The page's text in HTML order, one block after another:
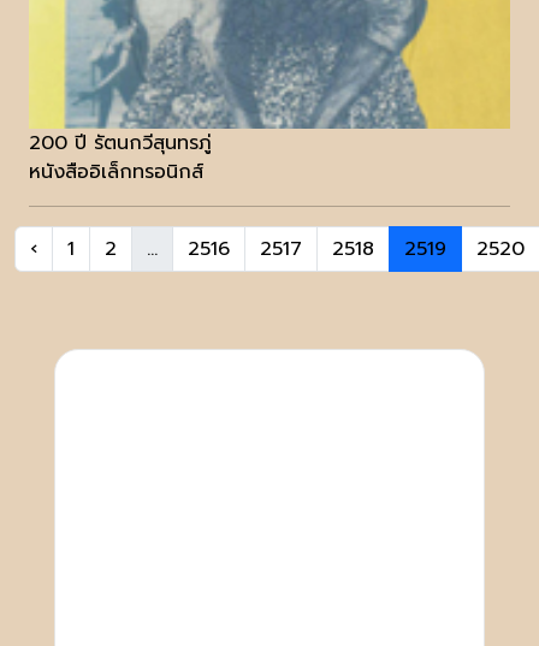
200 ปี รัตนกวีสุนทรภู่
หนังสืออิเล็กทรอนิกส์
‹ 1 2 ... 2516 2517 2518 2519 2520